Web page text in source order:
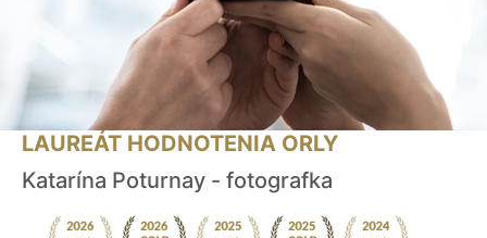
LAUREÁT HODNOTENIA ORLY
Katarína Poturnay - fotografka